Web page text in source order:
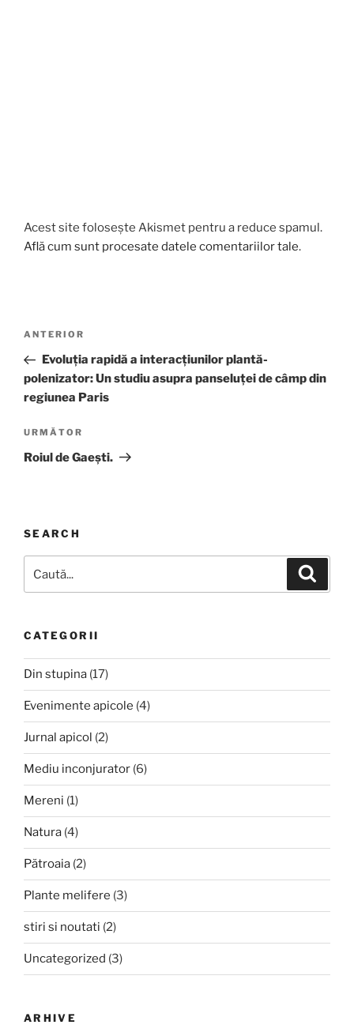
Acest site folosește Akismet pentru a reduce spamul.
Află cum sunt procesate datele comentariilor tale.
Navigare
articole
Articolul
anterior
ANTERIOR
Evoluția rapidă a interacțiunilor plantă-
polenizator: Un studiu asupra panseluței de câmp din
regiunea Paris
Articolul
următor
URMĂTOR
Roiul de Gaești.
SEARCH
după:
CATEGORII
Din stupina (17)
Evenimente apicole (4)
Jurnal apicol (2)
Mediu inconjurator (6)
Mereni (1)
Natura (4)
Pătroaia (2)
Plante melifere (3)
stiri si noutati (2)
Uncategorized (3)
ARHIVE